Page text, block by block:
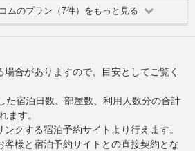
ムのプラン（7件）をもっと見る
合がありますので、目安としてご覧く
た宿泊日数、部屋数、利用人数分の合計
ます。
クする宿泊予約サイトより行えます。
客様と宿泊予約サイトとの直接契約とな